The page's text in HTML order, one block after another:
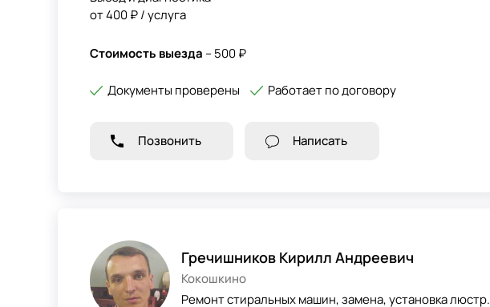
от 400 ₽ / услуга
Стоимость выезда – 500 ₽
Документы проверены Работает по договору
Позвонить Написать
Гречишников Кирилл Андреевич
Кокошкино
Ремонт стиральных машин, замена, установка люстр.